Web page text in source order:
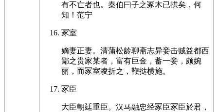
有不亡者也。秦伯曰子之冢木已拱矣，何
知！范宁
冢室
嫡妻正妻。清蒲松龄聊斋志异妾击贼益都西
鄙之贵家某者，富有巨金，蓄一妾，颇婉
丽，而冢室凌折之，鞭挞横施。
冢臣
大臣朝廷重臣。汉马融忠经冢臣冢臣於君，